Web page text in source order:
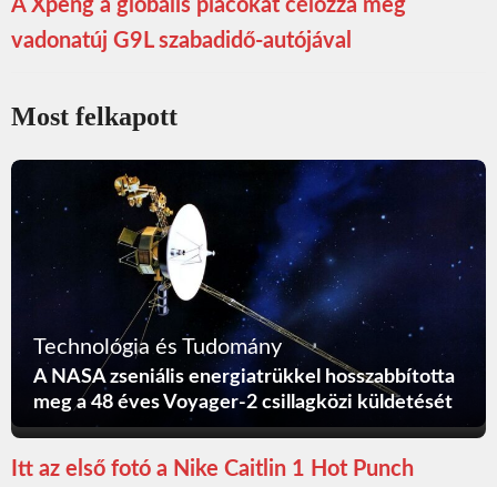
A Xpeng a globális piacokat célozza meg
vadonatúj G9L szabadidő-autójával
Most felkapott
Technológia és Tudomány
A NASA zseniális energiatrükkel hosszabbította
meg a 48 éves Voyager-2 csillagközi küldetését
Itt az első fotó a Nike Caitlin 1 Hot Punch